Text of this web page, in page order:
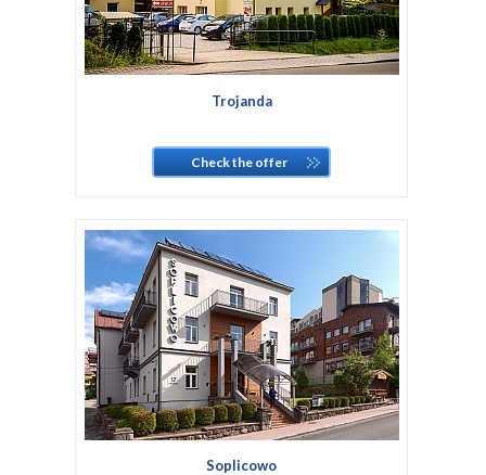
Trojanda
Check the offer
Soplicowo